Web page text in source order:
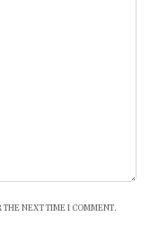
THE NEXT TIME I COMMENT.